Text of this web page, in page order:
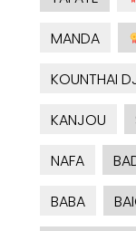
MANDA
KOUNTHAI
KANJOU
NAFA
BABA